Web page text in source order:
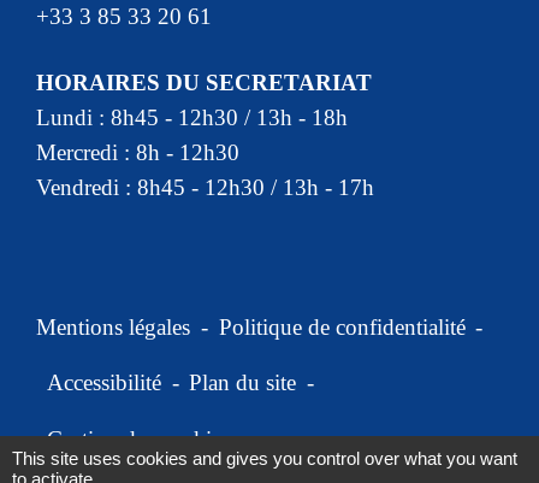
+33 3 85 33 20 61
HORAIRES DU SECRETARIAT
Lundi : 8h45 - 12h30 / 13h - 18h
Mercredi : 8h - 12h30
Vendredi : 8h45 - 12h30 / 13h - 17h
Mentions légales - Politique de confidentialité -
Accessibilité - Plan du site -
Gestion des cookies
This site uses cookies and gives you control over what you want
to activate